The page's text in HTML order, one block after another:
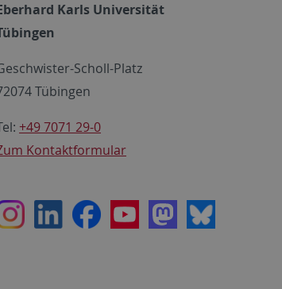
Karls Universität
Scholl-Platz
Tübingen
+49 7071 29-0
Kontaktformular
LinkedInFacebookYoutubeMastodon
Bluesky